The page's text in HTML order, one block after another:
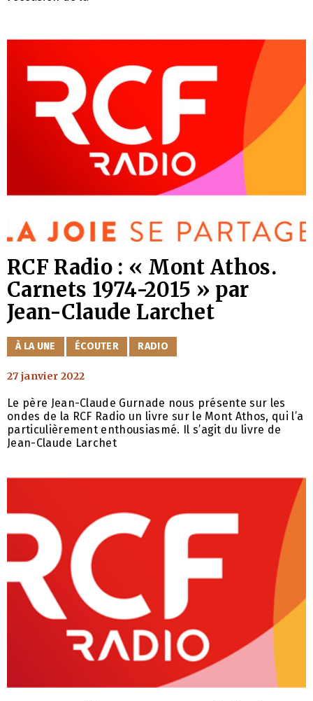
RCF Radio : « Mont Athos.
Carnets 1974-2015 » par
Jean-Claude Larchet
CATÉGORIES
À LA UNE ÉCOUTER RADIO
27 janvier 2022
Le père Jean-Claude Gurnade nous présente sur les
ondes de la RCF Radio un livre sur le Mont Athos, qui l’a
particulièrement enthousiasmé. Il s’agit du livre de
Jean-Claude Larchet